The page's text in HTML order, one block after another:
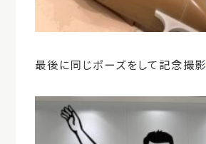
最後に同じポーズをして記念撮影